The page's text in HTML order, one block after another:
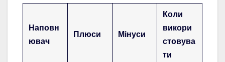
Наповн
ювач
Плюси Мінуси
Коли
викори
стовува
ти